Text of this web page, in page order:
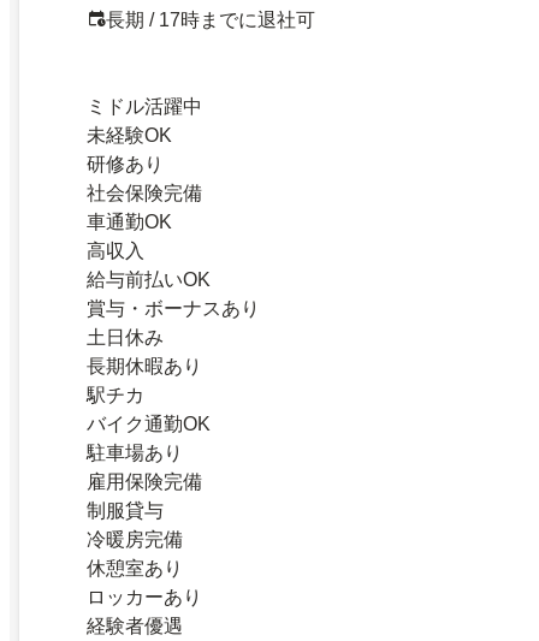
長期 / 17時までに退社可
ミドル活躍中
未経験OK
研修あり
社会保険完備
車通勤OK
高収入
給与前払いOK
賞与・ボーナスあり
土日休み
長期休暇あり
駅チカ
バイク通勤OK
駐車場あり
雇用保険完備
制服貸与
冷暖房完備
休憩室あり
ロッカーあり
経験者優遇